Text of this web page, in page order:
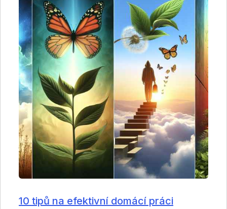
10 tipů na efektivní domácí práci